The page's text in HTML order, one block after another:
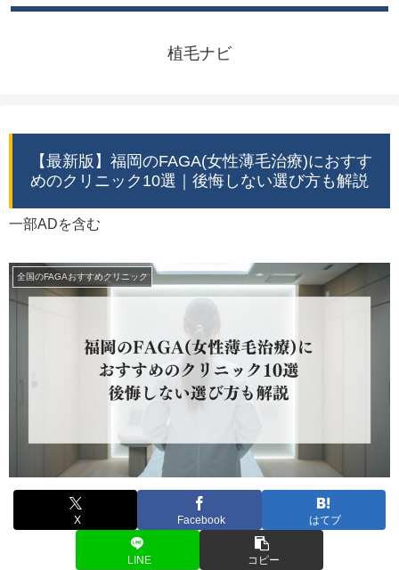
植毛ナビ
【最新版】福岡のFAGA(女性薄毛治療)におすす
めのクリニック10選｜後悔しない選び方も解説
一部ADを含む
全国のFAGAおすすめクリニック
X Facebook はてブ
LINE コピー